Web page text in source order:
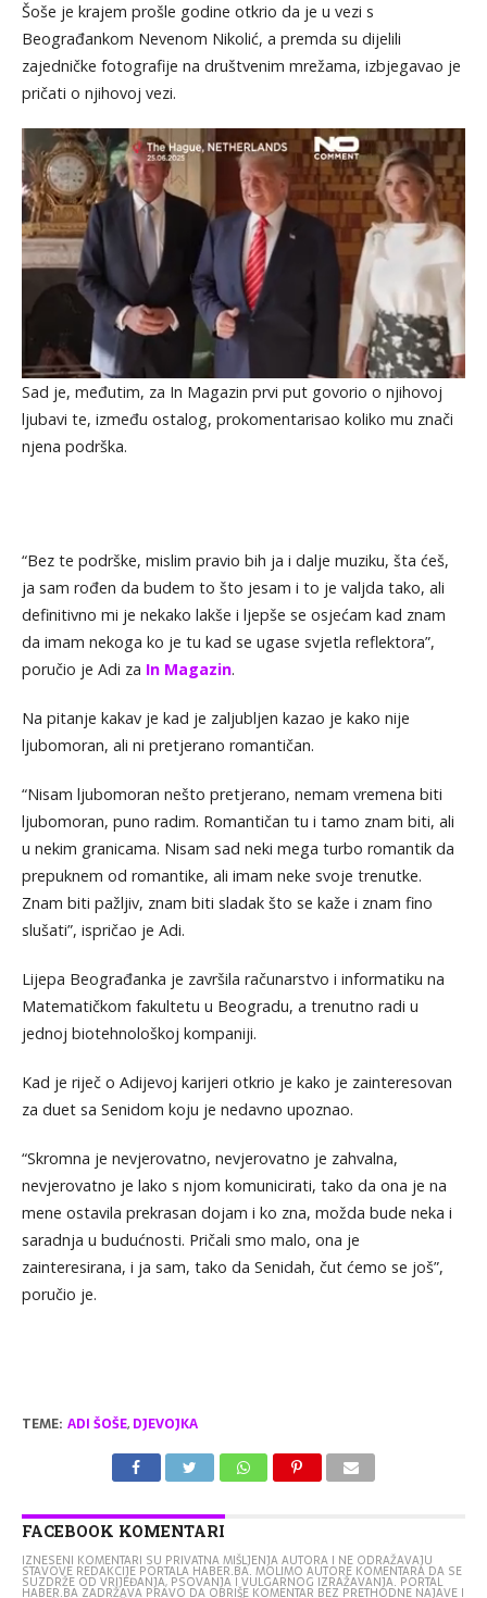
Šoše je krajem prošle godine otkrio da je u vezi s
Beograđankom Nevenom Nikolić, a premda su dijelili
zajedničke fotografije na društvenim mrežama, izbjegavao je
pričati o njihovoj vezi.
Sad je, međutim, za In Magazin prvi put govorio o njihovoj
ljubavi te, između ostalog, prokomentarisao koliko mu znači
njena podrška.
“Bez te podrške, mislim pravio bih ja i dalje muziku, šta ćeš,
ja sam rođen da budem to što jesam i to je valjda tako, ali
definitivno mi je nekako lakše i ljepše se osjećam kad znam
da imam nekoga ko je tu kad se ugase svjetla reflektora”,
poručio je Adi za In Magazin.
Na pitanje kakav je kad je zaljubljen kazao je kako nije
ljubomoran, ali ni pretjerano romantičan.
“Nisam ljubomoran nešto pretjerano, nemam vremena biti
ljubomoran, puno radim. Romantičan tu i tamo znam biti, ali
u nekim granicama. Nisam sad neki mega turbo romantik da
prepuknem od romantike, ali imam neke svoje trenutke.
Znam biti pažljiv, znam biti sladak što se kaže i znam fino
slušati”, ispričao je Adi.
Lijepa Beograđanka je završila računarstvo i informatiku na
Matematičkom fakultetu u Beogradu, a trenutno radi u
jednoj biotehnološkoj kompaniji.
Kad je riječ o Adijevoj karijeri otkrio je kako je zainteresovan
za duet sa Senidom koju je nedavno upoznao.
“Skromna je nevjerovatno, nevjerovatno je zahvalna,
nevjerovatno je lako s njom komunicirati, tako da ona je na
mene ostavila prekrasan dojam i ko zna, možda bude neka i
saradnja u budućnosti. Pričali smo malo, ona je
zainteresirana, i ja sam, tako da Senidah, čut ćemo se još”,
poručio je.
TEME: ADI ŠOŠE, DJEVOJKA
FACEBOOK KOMENTARI
IZNESENI KOMENTARI SU PRIVATNA MIŠLJENJA AUTORA I NE ODRAŽAVAJU
STAVOVE REDAKCIJE PORTALA HABER.BA. MOLIMO AUTORE KOMENTARA DA SE
SUZDRŽE OD VRIJEĐANJA, PSOVANJA I VULGARNOG IZRAŽAVANJA. PORTAL
HABER.BA ZADRŽAVA PRAVO DA OBRIŠE KOMENTAR BEZ PRETHODNE NAJAVE I